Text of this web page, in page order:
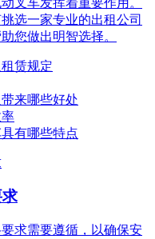
选一家专业的出租公司
您做出明智选择。
赁规定
来哪些好处
有哪些特点
求需要遵循，以确保安